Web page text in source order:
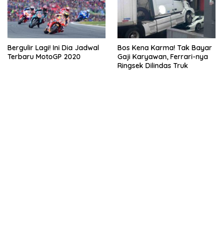
Bergulir Lagi! Ini Dia Jadwal
Terbaru MotoGP 2020
Bos Kena Karma! Tak Bayar
Gaji Karyawan, Ferrari-nya
Ringsek Dilindas Truk